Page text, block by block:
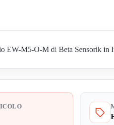
EW-M5-O-M di Beta Sensorik in